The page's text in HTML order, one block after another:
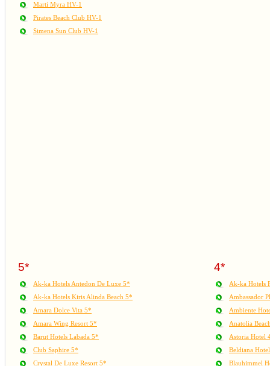
Marti Myra HV-1
Pirates Beach Club HV-1
Simena Sun Club HV-1
5*
Ak-ka Hotels Antedon De Luxe 5*
Ak-ka Hotels Kiris Alinda Beach 5*
Amara Dolce Vita 5*
Amara Wing Resort 5*
Barut Hotels Labada 5*
Club Saphire 5*
Crystal De Luxe Resort 5*
4*
Ak-ka Hotels
Ambassador
Ambiente
Anatolia
Astoria Hotel
Beldiana
Blauhimmel